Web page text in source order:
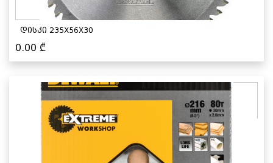
დისკი 235X56X30
0.00 ₾